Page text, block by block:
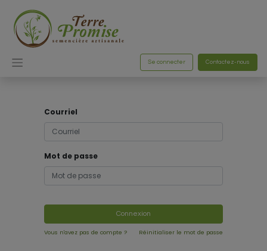
Se connecter Contactez-nous
Courriel
Mot de passe
Connexion
Vous n'avez pas de compte ? Réinitialiser le mot de passe